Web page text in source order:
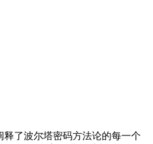
了波尔塔密码方法论的每一个